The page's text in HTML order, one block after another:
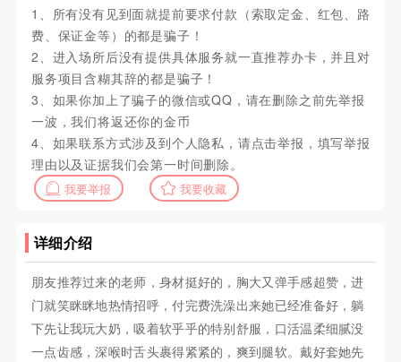
1、所有没有见到面就提前要求付款（索取定金、红包、路
费、保证金等）的都是骗子！
2、进入场所后没有提供具体服务就一直推荐办卡，并且对
服务项目含糊其辞的都是骗子！
3、如果你加上了骗子的微信或QQ，请在删除之前先举报
一波，我们将返还你的金币
4、如果联系方式涉及到个人隐私，请点击举报，填写举报
理由以及证据我们会第一时间删除。
我要举报 我要收藏
详细介绍
朋友推荐过来的老师，身材挺好的，胸大又弹手感超赞，进
门就笑眯眯地热情招呼，付完费洗澡出来她已经准备好，躺
下先让我玩大奶，吸着软乎乎的特别舒服，口活温柔细腻没
一点齿感，深喉时舌头裹得紧紧的，爽到腿软。戴好套她先